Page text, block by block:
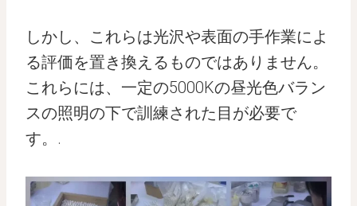
しかし、これらは光沢や表面の手作業によ
る評価を置き換えるものではありません。
これらには、一定の5000Kの昼光色バラン
スの照明の下で訓練された目が必要で
す。.